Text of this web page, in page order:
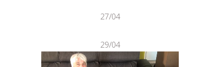
27/04
29/04